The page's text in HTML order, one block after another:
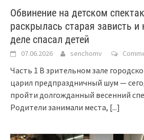
Обвинение на детском
раскрылась старая зависть
деле спасал детей
07.06.2026 senchomv
Часть 1 В зрительном зале
царил предпраздничный шум —
пройти долгожданный весенний
Родители занимали места, [...]